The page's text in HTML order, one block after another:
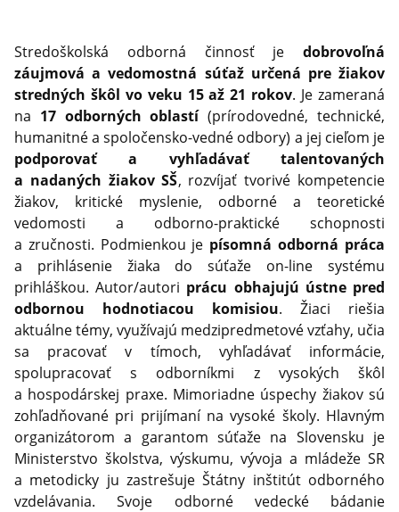
Stredoškolská odborná činnosť je dobrovoľná
záujmová a vedomostná súťaž určená pre žiakov
stredných škôl vo veku 15 až 21 rokov. Je zameraná
na 17 odborných oblastí(prírodovedné, technické,
humanitné a spoločensko-vedné odbory) a jej cieľom je
podporovať a vyhľadávať talentovaných
a nadaných žiakov SŠ, rozvíjať tvorivé kompetencie
žiakov, kritické myslenie, odborné a teoretické
vedomosti a odborno-praktické schopnosti
a zručnosti. Podmienkou je písomná odborná práca
a prihlásenie žiaka do súťaže on-line systému
prihláškou. Autor/autori prácu obhajujú ústne pred
odbornou hodnotiacou komisiou. Žiaci riešia
aktuálne témy, využívajú medzipredmetové vzťahy, učia
sa pracovať v tímoch, vyhľadávať informácie,
spolupracovať s odborníkmi z vysokých škôl
a hospodárskej praxe. Mimoriadne úspechy žiakov sú
zohľadňované pri prijímaní na vysoké školy. Hlavným
organizátorom a garantom súťaže na Slovensku je
Ministerstvo školstva, výskumu, vývoja a mládeže SR
a metodicky ju zastrešuje Štátny inštitút odborného
vzdelávania. Svoje odborné vedecké bádanie